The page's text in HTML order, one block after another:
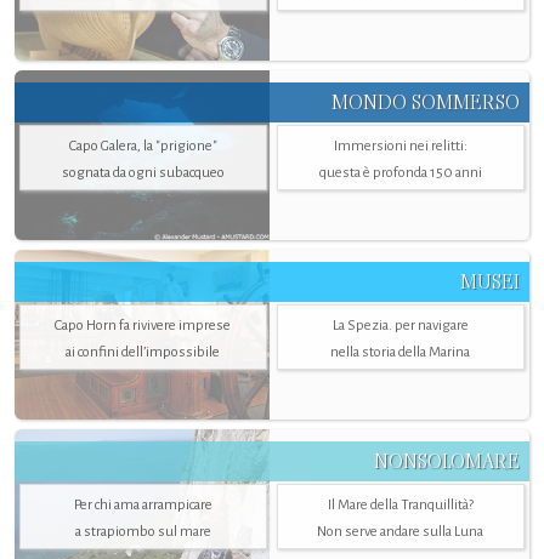
MONDO SOMMERSO
Capo Galera, la "prigione"
sognata da ogni subacqueo
Immersioni nei relitti:
questa è profonda 150 anni
MUSEI
Capo Horn fa rivivere imprese
ai confini dell’impossibile
La Spezia. per navigare
nella storia della Marina
NONSOLOMARE
Per chi ama arrampicare
a strapiombo sul mare
Il Mare della Tranquillità?
Non serve andare sulla Luna